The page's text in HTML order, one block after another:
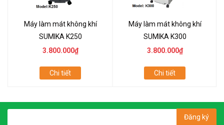
Máy làm mát không khí
SUMIKA K250
3.800.000₫
Chi tiết
Máy làm mát không khí
SUMIKA K300
3.800.000₫
Chi tiết
Đăng ký